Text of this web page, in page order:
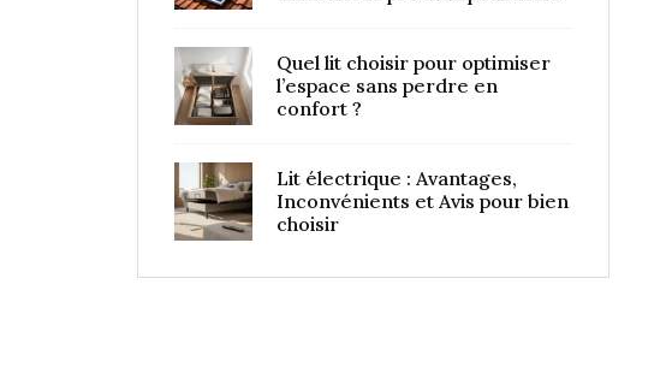
Quel lit choisir pour optimiser
l’espace sans perdre en
confort ?
Lit électrique : Avantages,
Inconvénients et Avis pour bien
choisir